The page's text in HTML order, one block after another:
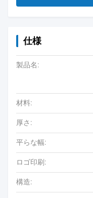
仕様
製品名:
材料:
厚さ:
平らな幅:
ロゴ印刷:
構造: